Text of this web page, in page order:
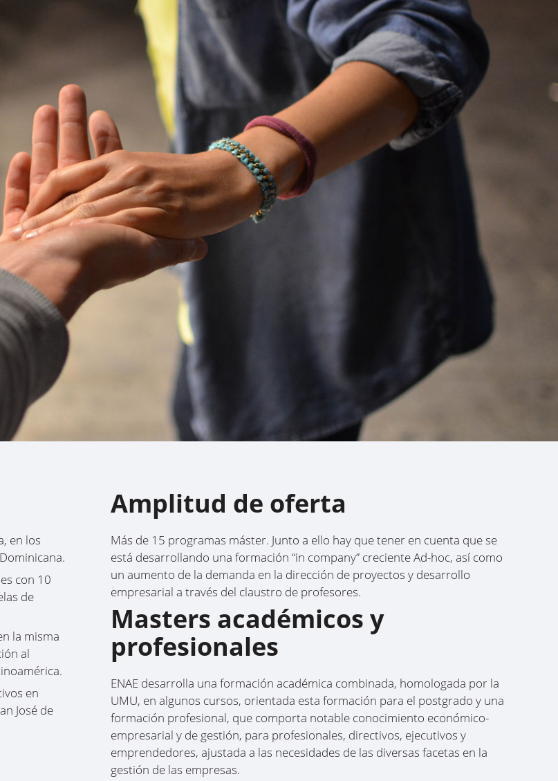
en los
con 10
de
la misma
al
en
José de
Amplitud de oferta
Más de 15 programas máster. Junto a ello hay que tener en cuenta que se
está desarrollando una formación “in company” creciente Ad-hoc, así como
un aumento de la demanda en la dirección de proyectos y desarrollo
empresarial a través del claustro de profesores.
Masters académicos y
profesionales
ENAE desarrolla una formación académica combinada, homologada por la
UMU, en algunos cursos, orientada esta formación para el postgrado y una
formación profesional, que comporta notable conocimiento económico-
empresarial y de gestión, para profesionales, directivos, ejecutivos y
emprendedores, ajustada a las necesidades de las diversas facetas en la
gestión de las empresas.